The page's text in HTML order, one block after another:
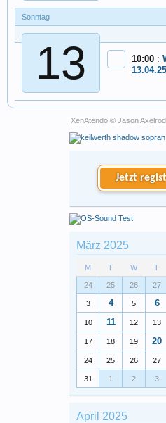
Sonntag
13 10:00 :
13.04.25
XenAtendo © Jason
Jetzt
März 2025
M T W T
24 25 26 27
3 4 5 6
10 11 12 13
17 18 19 20
24 25 26 27
31 1 2 3
April 2025